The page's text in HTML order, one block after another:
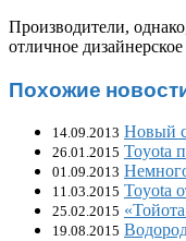
Производители,
отличное
Похожие
14.09.2013 Новый
26.01.2015 Toyota
01.09.2013
11.03.2015 Toyota
25.02.2015
19.08.2015